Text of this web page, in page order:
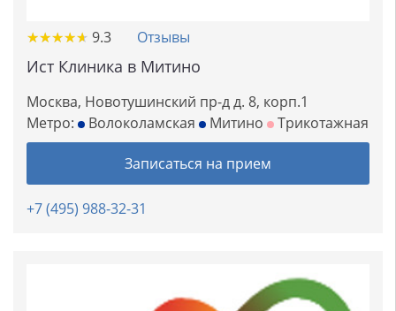
★★★★★
★★★★★ 9.3 Отзывы
Ист Клиника в Митино
Москва, Новотушинский пр-д д. 8, корп.1
Метро:
Волоколамская Митино Трикотажная
Записаться на прием
+7 (495) 988-32-31